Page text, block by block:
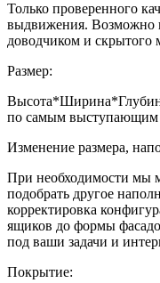
Только проверенного
выдвижения. Возможно
доводчиком и скрытого
Размер:
по самым выступающим
Изменение размера,
При необходимости мы
подобрать другое
корректировка
ящиков до формы
под ваши задачи и
Покрытие: